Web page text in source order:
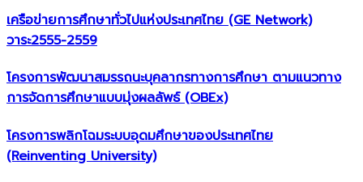
เครือข่ายการศึกษาทั่วไปแห่งประเทศไทย (GE Network)​
วาระ2555-2559
โครงการพัฒนาสมรรถนะบุคลากรทางการศึกษา ตามแนวทาง
การจัดการศึกษาแบบมุ่งผลลัพธ์ (OBEx)
โครงการพลิกโฉมระบบอุดมศึกษาของประเทศไทย
(Reinventing University)